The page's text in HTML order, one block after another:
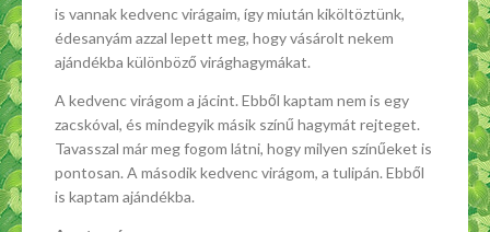
is vannak kedvenc virágaim, így miután kiköltöztünk,
édesanyám azzal lepett meg, hogy vásárolt nekem
ajándékba különböző virághagymákat.
A kedvenc virágom a jácint. Ebből kaptam nem is egy
zacskóval, és mindegyik másik színű hagymát rejteget.
Tavasszal már meg fogom látni, hogy milyen színűeket is
pontosan. A második kedvenc virágom, a tulipán. Ebből
is kaptam ajándékba.